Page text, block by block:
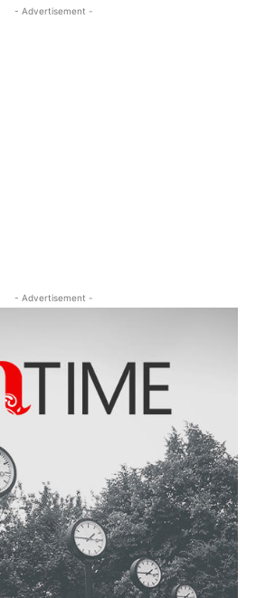
- Advertisement -
- Advertisement -